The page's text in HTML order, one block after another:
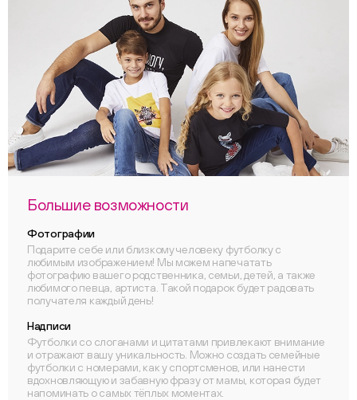
Большие возможности
Фотографии
Подарите себе или близкому человеку футболку с
любимым изображением! Мы можем напечатать
фотографию вашего родственника, семьи, детей, а также
любимого певца, артиста. Такой подарок будет радовать
получателя каждый день!
Надписи
Футболки со слоганами и цитатами привлекают внимание
и отражают вашу уникальность. Можно создать семейные
футболки с номерами, как у спортсменов, или нанести
вдохновляющую и забавную фразу от мамы, которая будет
напоминать о самых тёплых моментах.